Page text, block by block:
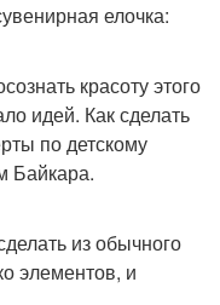
елочка:
красоту этого
идей. Как сделать
по детскому
Байкара.
из обычного
элементов, и